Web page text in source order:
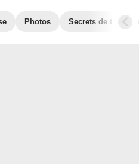
Photos Secrets de tournage